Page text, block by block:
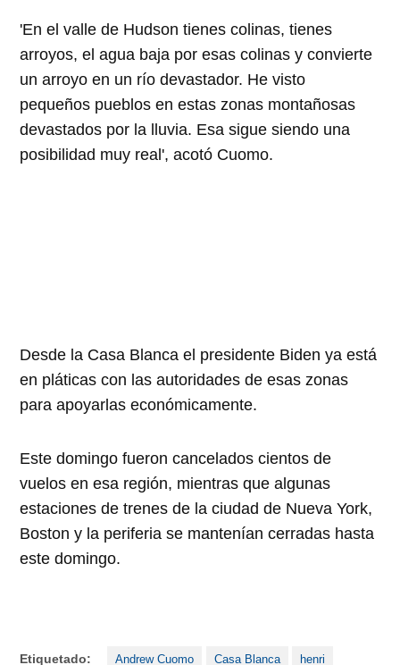
'En el valle de Hudson tienes colinas, tienes
arroyos, el agua baja por esas colinas y convierte
un arroyo en un río devastador. He visto
pequeños pueblos en estas zonas montañosas
devastados por la lluvia. Esa sigue siendo una
posibilidad muy real', acotó Cuomo.
Desde la Casa Blanca el presidente Biden ya está
en pláticas con las autoridades de esas zonas
para apoyarlas económicamente.
Este domingo fueron cancelados cientos de
vuelos en esa región, mientras que algunas
estaciones de trenes de la ciudad de Nueva York,
Boston y la periferia se mantenían cerradas hasta
este domingo.
Etiquetado: Andrew Cuomo Casa Blanca henri